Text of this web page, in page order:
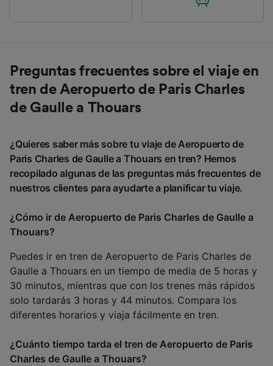
Preguntas frecuentes sobre el viaje en
tren de Aeropuerto de Paris Charles
de Gaulle a Thouars
¿Quieres saber más sobre tu viaje de Aeropuerto de
Paris Charles de Gaulle a Thouars en tren? Hemos
recopilado algunas de las preguntas más frecuentes de
nuestros clientes para ayudarte a planificar tu viaje.
¿Cómo ir de Aeropuerto de Paris Charles de Gaulle a
Thouars?
Puedes ir en tren de Aeropuerto de Paris Charles de
Gaulle a Thouars en un tiempo de media de 5 horas y
30 minutos, mientras que con los trenes más rápidos
solo tardarás 3 horas y 44 minutos. Compara los
diferentes horarios y viaja fácilmente en tren.
¿Cuánto tiempo tarda el tren de Aeropuerto de Paris
Charles de Gaulle a Thouars?